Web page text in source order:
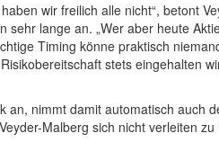
wir freilich alle nicht“, betont
lange an. „Wer aber heute
Timing könne praktisch
stets eingehalten
nimmt damit automatisch auch
Malberg sich nicht verleiten